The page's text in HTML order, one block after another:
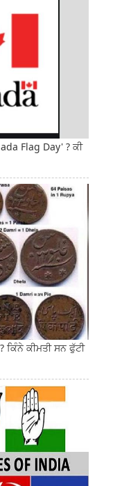
Flag Day' ? ਕੀ
ਕੀਮਤੀ ਸਨ ਫੁੱਟੀ